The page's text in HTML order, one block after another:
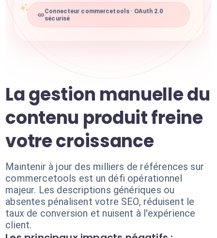
Connecteur commercetools · OAuth 2.0
sécurisé
La gestion manuelle du
contenu produit freine
votre croissance
Maintenir à jour des milliers de références sur
commercetools est un défi opérationnel
majeur. Les descriptions génériques ou
absentes pénalisent votre SEO, réduisent le
taux de conversion et nuisent à l'expérience
client.